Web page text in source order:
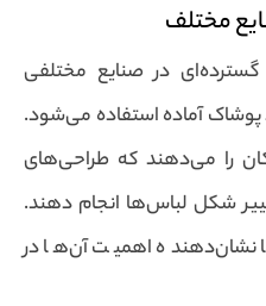
مختلف
در صنایع مختلفی
آماده استفاده می‌شود.
را می‌دهند که طراحی‌های
شکل لباس‌ها انجام دهند.
اهمیت آن‌ها در